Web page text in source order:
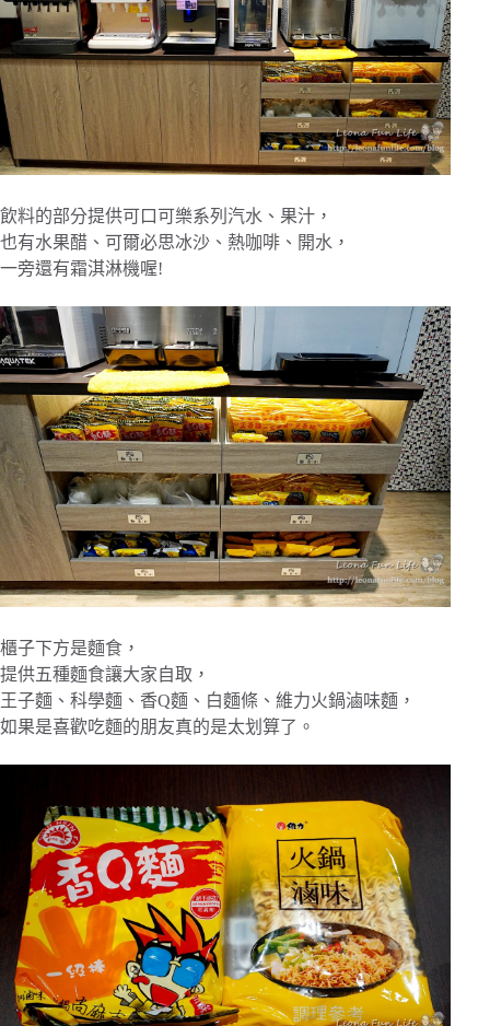
飲料的部分提供可口可樂系列汽水、果汁，
也有水果醋、可爾必思冰沙、熱咖啡、開水，
一旁還有霜淇淋機喔!
櫃子下方是麵食，
提供五種麵食讓大家自取，
王子麵、科學麵、香Q麵、白麵條、維力火鍋滷味麵，
如果是喜歡吃麵的朋友真的是太划算了。